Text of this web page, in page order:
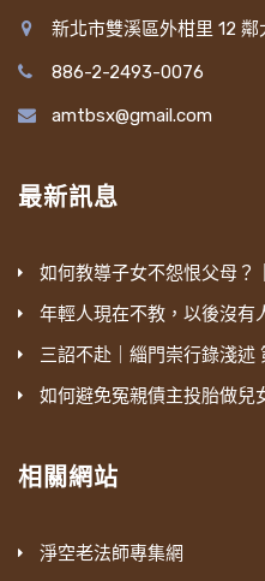
蔡老師在講《群書治要
《弟子規》、《常禮舉
才知道它的內容、它的
公案，真的講出來都很
親的都不一樣，所以從
在汐止，鄭家是個大家
育的影響，所以從小我
重要，如果你沒有傳統
護。因為這個寺院是神
都有責任跟義務共同來
長，法喜充滿。阿彌
佛允許男眾可以為女人
嘻笑，『不得見齒』，
出來了。『不得多語』
重點、重要的講了就好
為女眾說法，蓮池大師
佛在戒律當中也容許男
他是絕對不為女眾說法
但是下面蓮池大師又
「然末法澆漓」，末法
日常法師。我出家的時
個很嚴正的人。我剛出
自己煮飯煮菜，沒有人
家做小沙彌；另外一個
人，五個人住在十一樓
在十二樓，我出家第一
送這個來，我們不吃這
個多月的大鍋菜，天天
以那個居士要送什麼，
新北市雙溪區外柑里 12 鄰
886-2-2493-0076
amtbsx@gmail.com
最新訊息
如何教導子女不怨恨父母？
年輕人現在不教，以後沒有
三詔不赴｜緇門崇行錄淺述
如何避免冤親債主投胎做兒
相關網站
淨空老法師專集網